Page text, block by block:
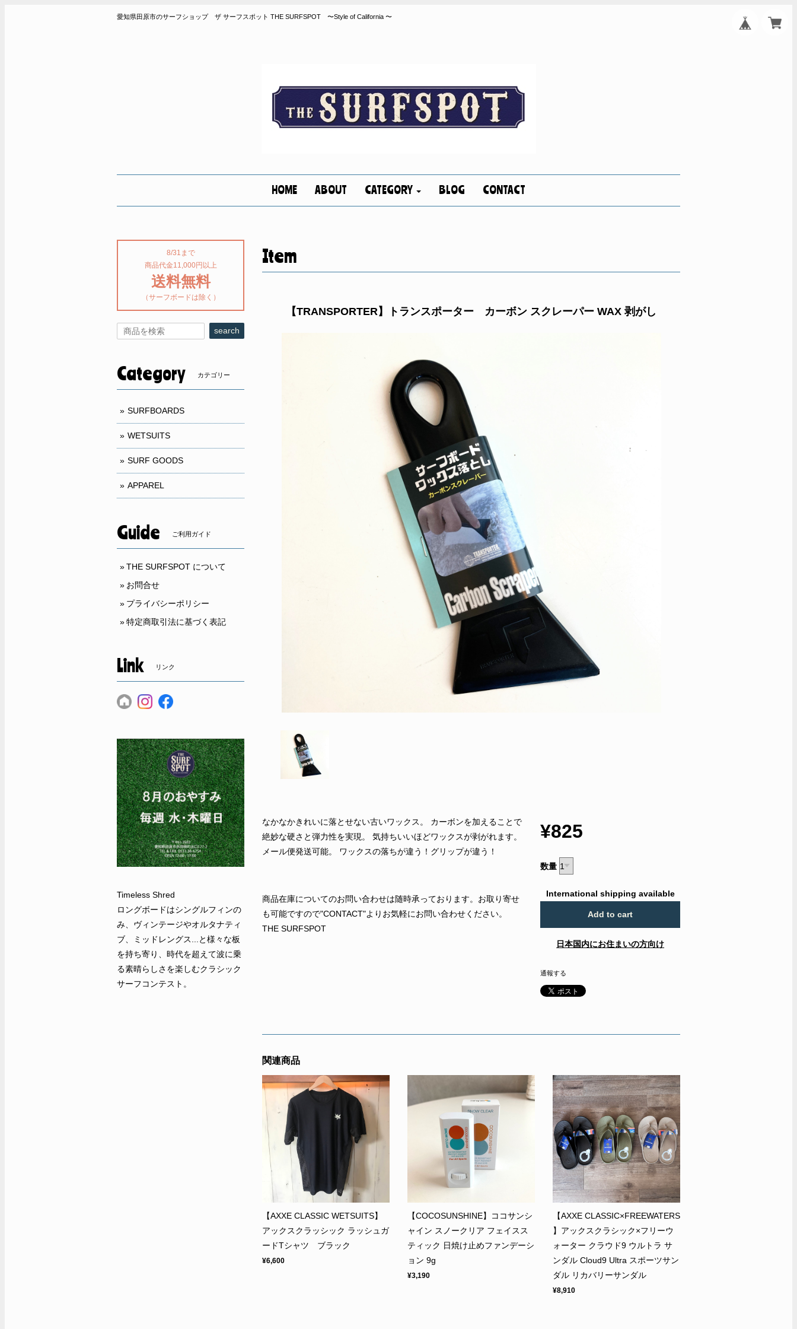
愛知県田原市のサーフショップ ザ サーフスポット THE SURFSPOT 〜Style of California 〜
HOME ABOUT CATEGORY BLOG CONTACT
Item
【TRANSPORTER】トランスポーター カーボン スクレーパー WAX 剥がし
なかなかきれいに落とせない古いワックス。 カーボンを加えることで
絶妙な硬さと弾力性を実現。 気持ちいいほどワックスが剥がれます。
メール便発送可能。 ワックスの落ちが違う！グリップが違う！
商品在庫についてのお問い合わせは随時承っております。お取り寄せ
も可能ですので"CONTACT"よりお気軽にお問い合わせください。
THE SURFSPOT
¥825
数量
International shipping available
Add to cart
日本国内にお住まいの方向け
通報する
関連商品
【AXXE CLASSIC WETSUITS】
アックスクラッシック ラッシュガ
ードTシャツ ブラック
¥6,600
【COCOSUNSHINE】ココサンシ
ャイン スノークリア フェイスス
ティック 日焼け止めファンデーシ
ョン 9g
¥3,190
【AXXE CLASSIC×FREEWATERS
】アックスクラシック×フリーウ
ォーター クラウド9 ウルトラ サ
ンダル Cloud9 Ultra スポーツサン
ダル リカバリーサンダル
¥8,910
8/31まで
商品代金11,000円以上
送料無料
（サーフボードは除く）
search
Category カテゴリー
SURFBOARDS
WETSUITS
SURF GOODS
APPAREL
Guide ご利用ガイド
THE SURFSPOT について
お問合せ
プライバシーポリシー
特定商取引法に基づく表記
Link リンク
Timeless Shred
ロングボードはシングルフィンの
み、ヴィンテージやオルタナティ
ブ、ミッドレングス...と様々な板
を持ち寄り、時代を超えて波に乗
る素晴らしさを楽しむクラシック
サーフコンテスト。